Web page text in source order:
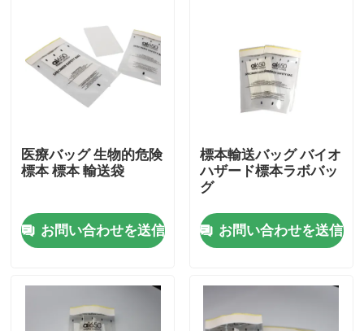
医療バッグ 生物的危険
標本 標本 輸送袋
お問い合わせを送信
標本輸送バッグ バイオ
ハザード標本ラボバッ
グ
お問い合わせを送信